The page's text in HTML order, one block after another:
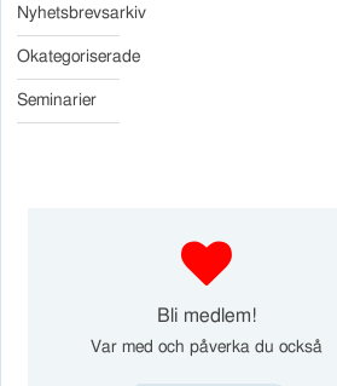
Nyhetsbrevsarkiv
Okategoriserade
Seminarier
d
Bli medlem!
Var med och påverka du också